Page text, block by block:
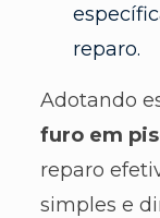
reparo.
Adotando
furo em
reparo
simples e